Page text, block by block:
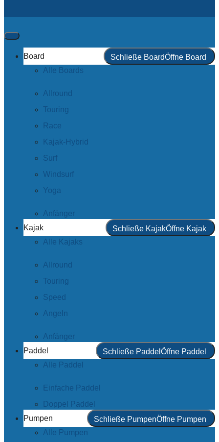
Board Schließe BoardÖffne Board
Alle Boards
Allround
Touring
Race
Kajak-Hybrid
Surf
Windsurf
Yoga
Anfänger
Kajak
Schließe KajakÖffne Kajak
Alle Kajaks
Allround
Touring
Speed
Angeln
Anfänger
Paddel
Schließe Paddel Öffne Paddel
Alle Paddel
Einfache Paddel
Doppel Paddel
Pumpen
Schließe PumpenÖffne Pumpen
Alle Pumpen